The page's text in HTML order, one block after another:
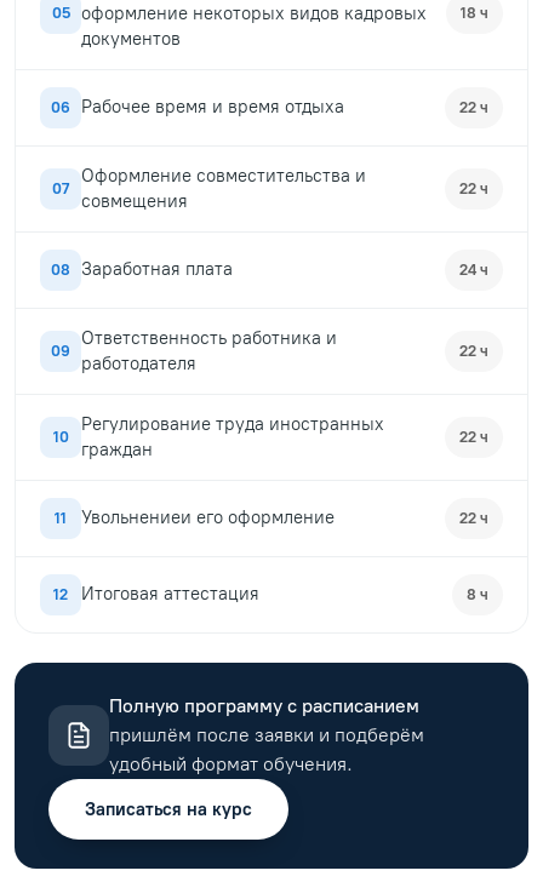
05
оформление некоторых видов кадровых
документов
18 ч
06 Рабочее время и время отдыха 22 ч
07
Оформление совместительства и
совмещения
22 ч
08 Заработная плата 24 ч
09
Ответственность работника и
работодателя
22 ч
10
Регулирование труда иностранных
граждан
22 ч
11 Увольнениеи его оформление 22 ч
12 Итоговая аттестация 8 ч
Полную программу с расписанием
пришлём после заявки и подберём
удобный формат обучения.
Записаться на курс